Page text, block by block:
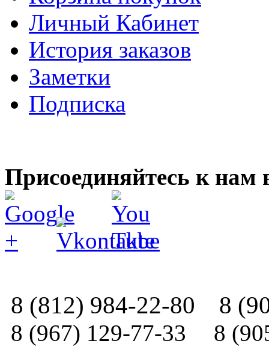
Личный Кабинет
История заказов
Заметки
Подписка
Присоединяйтесь к нам
8 (812) 984-22-80 8
8 (967) 129-77-33
8